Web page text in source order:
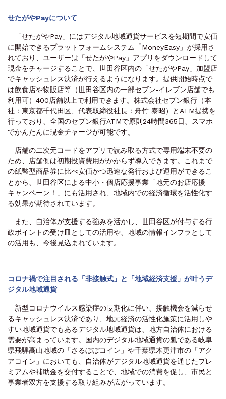
せたがやPayについて
「せたがやPay」にはデジタル地域通貨サービスを短期間で安価
に開始できるプラットフォームシステム「MoneyEasy」が採用さ
れており、ユーザーは「せたがやPay」アプリをダウンロードして
現金をチャージすることで、世田谷区内の「せたがやPay」加盟店
でキャッシュレス決済が行えるようになります。提供開始時点で
は飲食店や物販店等（世田谷区内の一部セブン‐イレブン店舗でも
利用可）400店舗以上で利用できます。株式会社セブン銀行（本
社：東京都千代田区、代表取締役社長：舟竹 泰昭）とATM提携を
行っており、全国のセブン銀行ATMで原則24時間365日、スマホ
でかんたんに現金チャージが可能です。
店舗の二次元コードをアプリで読み取る方式で専用端末不要の
ため、店舗側は初期投資費用がかからず導入できます。これまで
の紙幣型商品券に比べ安価かつ迅速な発行および運用ができるこ
とから、世田谷区による中小・個店応援事業「地元のお店応援
キャンペーン！」にも活用され、地域内での経済循環を活性化す
る効果が期待されています。
また、自治体が支援する強みを活かし、世田谷区が付与する行
政ポイントの受け皿としての活用や、地域の情報インフラとして
の活用も、今後見込まれています。
コロナ禍で注目される「非接触式」と「地域経済支援」が叶うデ
ジタル地域通貨
新型コロナウイルス感染症の長期化に伴い、接触機会を減らせ
るキャッシュレス決済であり、地元経済の活性化施策に活用しや
すい地域通貨でもあるデジタル地域通貨は、地方自治体における
需要が高まっています。国内のデジタル地域通貨の魁である岐阜
県飛騨高山地域の「さるぼぼコイン」や千葉県木更津市の「アク
アコイン」においても、自治体がデジタル地域通貨を通じたプレ
ミアムや補助金を交付することで、地域での消費を促し、市民と
事業者双方を支援する取り組みが広がっています。